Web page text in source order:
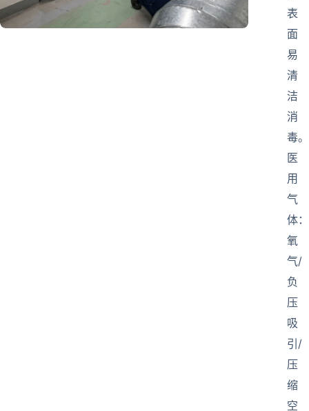
表
面
易
清
洁
消
毒。
医
用
气
体：
氧
气/
负
压
吸
引/
压
缩
空